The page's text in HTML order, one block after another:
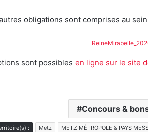
obligations sont comprises au
sont possibles en ligne sur le site
Concours &
: Metz METZ MÉTROPOLE & PAYS